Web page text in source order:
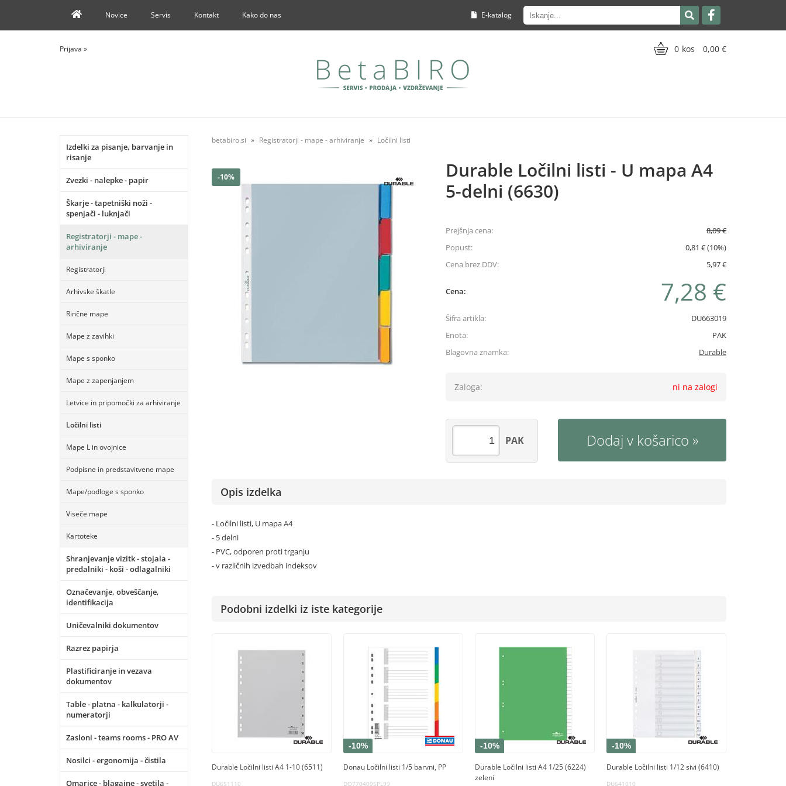
E-katalog
Novice Servis Kontakt Kako do nas
0 0,00
Prijava »
Izdelki za pisanje, barvanje in
risanje
Zvezki - nalepke - papir
Škarje - tapetniški noži -
spenjači - luknjači
Registratorji - mape -
arhiviranje
Registratorji
Arhivske škatle
Rinčne mape
Mape z zavihki
Mape s sponko
Mape z zapenjanjem
Letvice in pripomočki za arhiviranje
Ločilni listi
Mape L in ovojnice
Podpisne in predstavitvene mape
Mape/podloge s sponko
Viseče mape
Kartoteke
Shranjevanje vizitk - stojala -
predalniki - koši - odlagalniki
Označevanje, obveščanje,
identifikacija
Uničevalniki dokumentov
Razrez papirja
Plastificiranje in vezava
dokumentov
Table - platna - kalkulatorji -
numeratorji
Zasloni - teams rooms - PRO AV
Nosilci - ergonomija - čistila
Omarice - blagajne - svetila -
betabiro.si Registratorji - mape - arhiviranje Ločilni listi
Durable Ločilni listi - U mapa A4
5-delni (6630)
-10%
Prejšnja cena:
8,09 €
Popust:
0,81 € (10%)
Cena brez DDV:
5,97 €
Cena: 7,28 €
Šifra artikla:
DU663019
Enota:
PAK
Blagovna znamka:
Durable
Zaloga: ni na zalogi
Dodaj v košarico
PAK
Opis izdelka
- Ločilni listi, U mapa A4
- 5 delni
- PVC, odporen proti trganju
- v različnih izvedbah indeksov
Podobni izdelki iz iste kategorije
Durable Ločilni listi A4 1-10 (6511)
DU651110
-10%
Donau Ločilni listi 1/5 barvni, PP
DO7704095PL99
-10%
Durable Ločilni listi A4 1/25 (6224)
zeleni
-10%
Durable Ločilni listi 1/12 sivi (6410)
DU641010